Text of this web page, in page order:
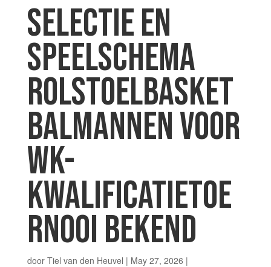
SELECTIE EN
SPEELSCHEMA
ROLSTOELBASKET
BALMANNEN VOOR
WK-
KWALIFICATIETOE
RNOOI BEKEND
door Tiel van den Heuvel | May 27, 2026 |